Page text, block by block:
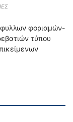
φοριαμών-
τύπου